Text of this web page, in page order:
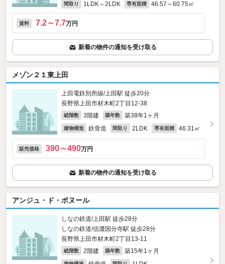
間取り 1LDK～2LDK 専有面積 46.57～60.75㎡
賃料 7.2～7.7万円
新着の物件の通知を受け取る
メゾン２１東上田
上田電鉄別所線/上田駅 徒歩20分
長野県上田市材木町2丁目12-38
総階数 3階建 築年数 築38年1ヶ月
建物構造 鉄骨造 間取り 2LDK 専有面積 46.31㎡
販売価格 390～490万円
新着の物件の通知を受け取る
アンジュ・ド・ボヌール
しなの鉄道/上田駅 徒歩28分
しなの鉄道/信濃国分寺駅 徒歩28分
長野県上田市材木町2丁目13-11
総階数 2階建 築年数 築15年1ヶ月